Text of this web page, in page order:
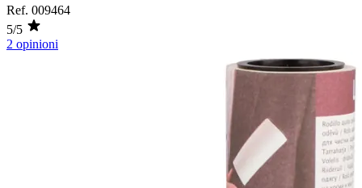
Ref. 009464
5/5
2 opinioni